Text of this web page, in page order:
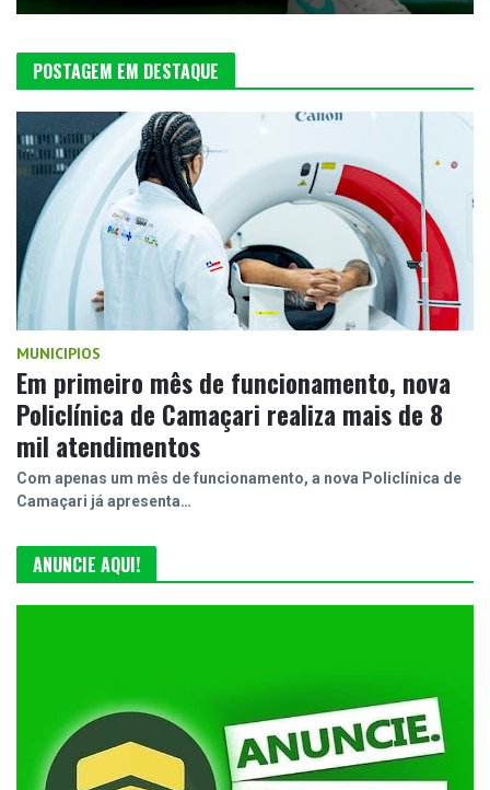
POSTAGEM EM DESTAQUE
MUNICIPIOS
Em primeiro mês de funcionamento, nova
Policlínica de Camaçari realiza mais de 8
mil atendimentos
Com apenas um mês de funcionamento, a nova Policlínica de
Camaçari já apresenta…
ANUNCIE AQUI!